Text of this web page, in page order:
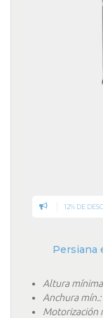
12% DE
Persiana
Altura
Anchura
Motorización